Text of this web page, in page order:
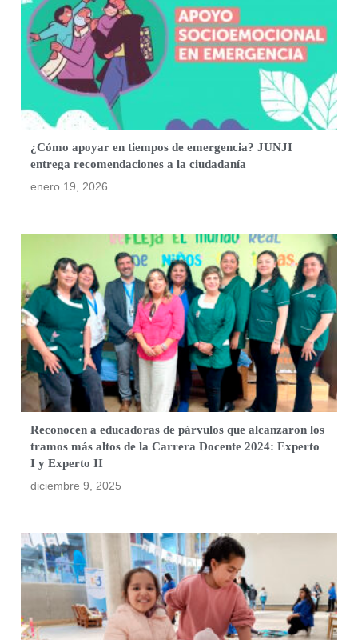
¿Cómo apoyar en tiempos de emergencia? JUNJI
entrega recomendaciones a la ciudadanía
enero 19, 2026
Reconocen a educadoras de párvulos que alcanzaron los
tramos más altos de la Carrera Docente 2024: Experto
I y Experto II
diciembre 9, 2025